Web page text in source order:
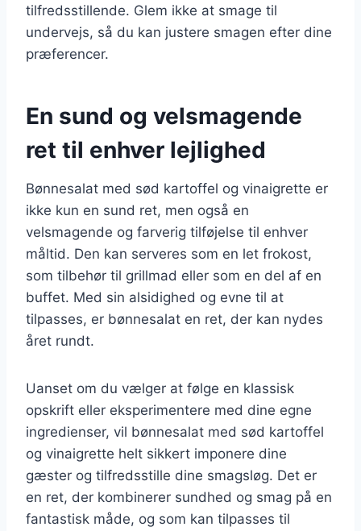
tilfredsstillende. Glem ikke at smage til
undervejs, så du kan justere smagen efter dine
præferencer.
En sund og velsmagende
ret til enhver lejlighed
Bønnesalat med sød kartoffel og vinaigrette er
ikke kun en sund ret, men også en
velsmagende og farverig tilføjelse til enhver
måltid. Den kan serveres som en let frokost,
som tilbehør til grillmad eller som en del af en
buffet. Med sin alsidighed og evne til at
tilpasses, er bønnesalat en ret, der kan nydes
året rundt.
Uanset om du vælger at følge en klassisk
opskrift eller eksperimentere med dine egne
ingredienser, vil bønnesalat med sød kartoffel
og vinaigrette helt sikkert imponere dine
gæster og tilfredsstille dine smagsløg. Det er
en ret, der kombinerer sundhed og smag på en
fantastisk måde, og som kan tilpasses til